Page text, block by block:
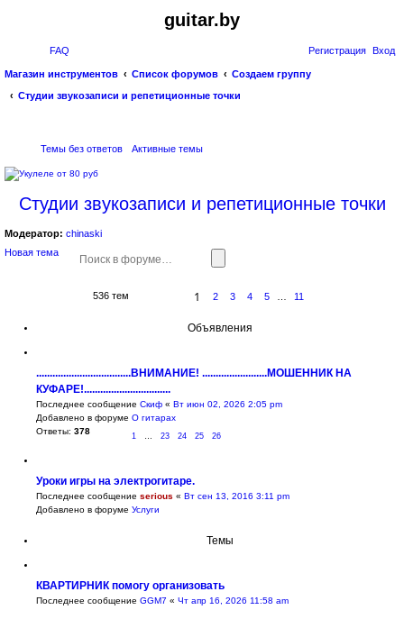
guitar.by
FAQ Вход
Регистрация
Магазин инструментов Список форумов
Создаем группу
Студии звукозаписи и репетиционные точки
Темы без ответов Активные темы
Студии звукозаписи и репетиционные точки
Модератор: chinaski
Новая тема
о
с
Р
ш
ы
к
536 тем
а
з
1 2 3 4 5 11
Объявления
...................................ВНИМАНИЕ! ........................МОШЕННИК НА
КУФАРЕ!................................
Последнее сообщение Скиф « Вт июн 02, 2026 2:05 pm
Добавлено в форуме О гитарах
Ответы: 378 1 … 23 24 25 26
Уроки игры на электрогитаре.
Последнее сообщение serious « Вт сен 13, 2016 3:11 pm
Добавлено в форуме Услуги
Темы
КВАРТИРНИК помогу организовать
Последнее сообщение GGM7 « Чт апр 16, 2026 11:58 am